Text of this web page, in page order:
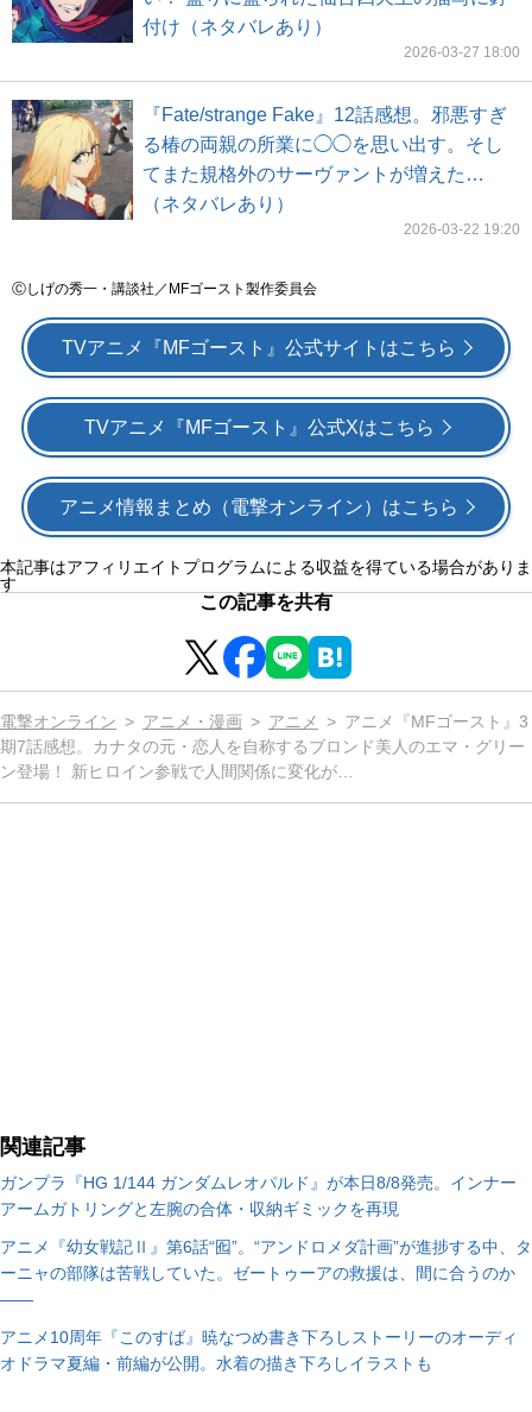
付け（ネタバレあり）
2026-03-27 18:00
『Fate/strange Fake』12話感想。邪悪すぎ
る椿の両親の所業に◯◯を思い出す。そし
てまた規格外のサーヴァントが増えた…
（ネタバレあり）
2026-03-22 19:20
Ⓒしげの秀一・講談社／MFゴースト製作委員会
TVアニメ『MFゴースト』公式サイトはこちら
TVアニメ『MFゴースト』公式Xはこちら
アニメ情報まとめ（電撃オンライン）はこちら
本記事はアフィリエイトプログラムによる収益を得ている場合がありま
す
この記事を共有
電撃オンライン アニメ・漫画 アニメ
アニメ『MFゴースト』3
期7話感想。カナタの元・恋人を自称するブロンド美人のエマ・グリー
ン登場！ 新ヒロイン参戦で人間関係に変化が…
関連記事
ガンプラ『HG 1/144 ガンダムレオパルド』が本日8/8発売。インナー
アームガトリングと左腕の合体・収納ギミックを再現
アニメ『幼女戦記Ⅱ』第6話“囮”。“アンドロメダ計画”が進捗する中、タ
ーニャの部隊は苦戦していた。ゼートゥーアの救援は、間に合うのか
――
アニメ10周年『このすば』暁なつめ書き下ろしストーリーのオーディ
オドラマ夏編・前編が公開。水着の描き下ろしイラストも